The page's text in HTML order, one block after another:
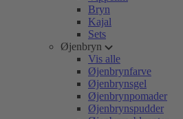
Bryn
Kajal
Sets
Øjenbryn
Vis alle
Øjenbrynfarve
Øjenbrynsgel
Øjenbrynpomader
Øjenbrynspudder